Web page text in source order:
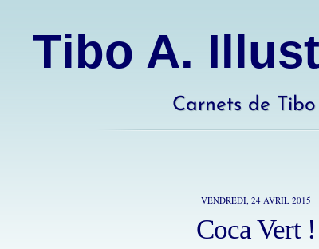
Tibo A.
Carnets de
VENDREDI, 24 AVRIL 2015
Coca Vert !